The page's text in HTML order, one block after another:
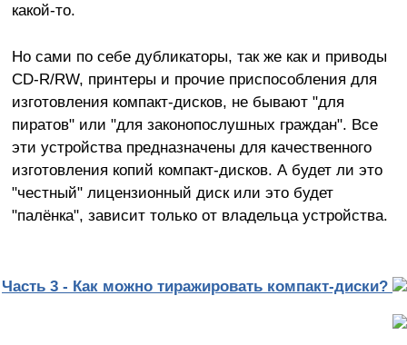
какой-то.
Но сами по себе дубликаторы, так же как и приводы
CD-R/RW, принтеры и прочие приспособления для
изготовления компакт-дисков, не бывают "для
пиратов" или "для законопослушных граждан". Все
эти устройства предназначены для качественного
изготовления копий компакт-дисков. А будет ли это
"честный" лицензионный диск или это будет
"палёнка", зависит только от владельца устройства.
Часть 3 - Как можно тиражировать компакт-диски?